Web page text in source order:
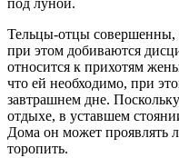
под луной.
Тельцы-отцы
при этом добиваются
относится к прихотям
что ей необходимо, при
завтрашнем дне.
отдыхе, в уставшем
Дома он может проявлять
торопить.